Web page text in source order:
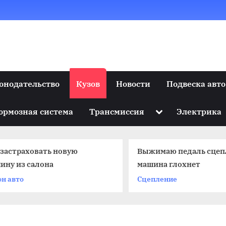
Кузов Новости Подвеска авто
система Трансмиссия Toggle
menu
Электрика
новую
из салона
авто
Выжимаю педаль
машина глохнет
Сцепление